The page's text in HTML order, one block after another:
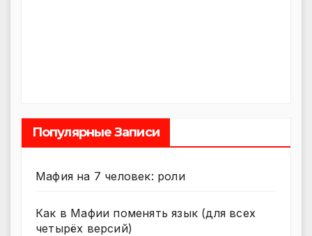
Популярные Записи
Мафия на 7 человек: роли
Как в Мафии поменять язык (для всех
четырёх версий)